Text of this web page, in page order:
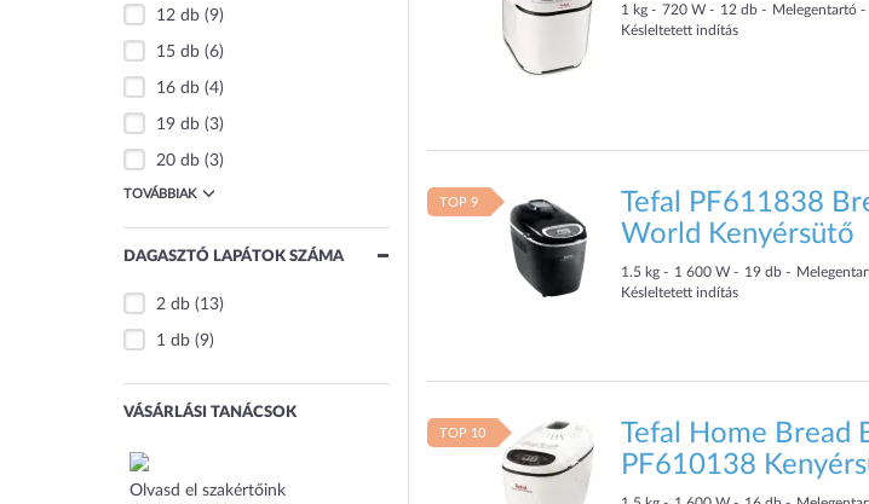
12 db (9)
15 db (6)
16 db (4)
19 db (3)
20 db (3)
TOVÁBBIAK
DAGASZTÓ LAPÁTOK SZÁMA
2 db (13)
1 db (9)
VÁSÁRLÁSI TANÁCSOK
Olvasd el szakértőink
1 kg 720 W 12 db
Melegentartó
Késleltetett indítás
TOP 9
Tefal PF611838
World Kenyérsütő
1.5 kg 1 600 W 19 db
Késleltetett indítás
TOP 10
Tefal Home Bread
PF610138